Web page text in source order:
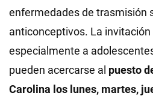
enfermedades de trasmisión
anticonceptivos. La invitación
especialmente a
pueden acercarse al puesto
Carolina los lunes, martes,